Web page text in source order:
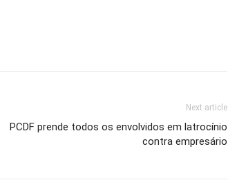
Next article
PCDF prende todos os envolvidos em latrocínio
contra empresário